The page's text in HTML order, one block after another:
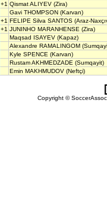
+1 Qismat ALIYEV (Zira)
Gavi THOMPSON (Karvan)
+1 FELIPE Silva SANTOS (Araz-
+1 JUNINHO MARANHENSE (Zira)
Maqsad ISAYEV (Kapaz)
Alexandre RAMALINGOM
Kyle SPENCE (Karvan)
Rustam AKHMEDZADE (Sumqayit)
Emin MAKHMUDOV (Neftçi)
Copyright ©